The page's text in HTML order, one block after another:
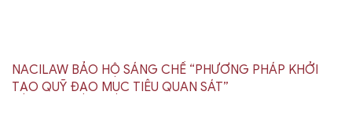
NACILAW BẢO HỘ SÁNG CHẾ “PHƯƠNG PHÁP KHỞI
TẠO QUỸ ĐẠO MỤC TIÊU QUAN SÁT”